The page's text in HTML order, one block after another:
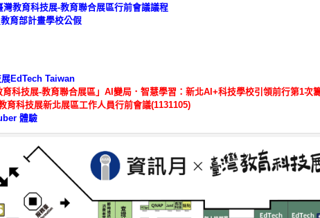
灣教育科技展-教育聯合展區行前會議議程
育部計畫學校公假
EdTech Taiwan
育科技展-教育聯合展區」AI變局．智慧學習：新北AI+科技學校引領前行第1次
育科技展新北展區工作人員行前會議(1131105)
體驗